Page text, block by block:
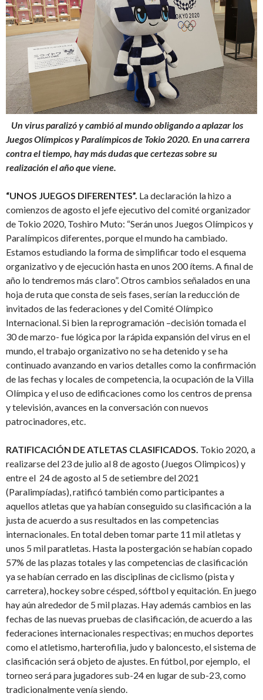
Un virus paralizó y cambió al mundo obligando a aplazar los
Juegos Olímpicos y Paralímpicos de Tokio 2020. En una carrera
contra el tiempo, hay más dudas que certezas sobre su
realización el año que viene.
“UNOS JUEGOS DIFERENTES”. La declaración la hizo a
comienzos de agosto el jefe ejecutivo del comité organizador
de Tokio 2020, Toshiro Muto: “Serán unos Juegos Olímpicos y
Paralímpicos diferentes, porque el mundo ha cambiado.
Estamos estudiando la forma de simplificar todo el esquema
organizativo y de ejecución hasta en unos 200 ítems. A final de
año lo tendremos más claro”. Otros cambios señalados en una
hoja de ruta que consta de seis fases, serían la reducción de
invitados de las federaciones y del Comité Olímpico
Internacional. Si bien la reprogramación –decisión tomada el
30 de marzo- fue lógica por la rápida expansión del virus en el
mundo, el trabajo organizativo no se ha detenido y se ha
continuado avanzando en varios detalles como la confirmación
de las fechas y locales de competencia, la ocupación de la Villa
Olímpica y el uso de edificaciones como los centros de prensa
y televisión, avances en la conversación con nuevos
patrocinadores, etc.
RATIFICACIÓN DE ATLETAS CLASIFICADOS. Tokio 2020, a
realizarse del 23 de julio al 8 de agosto (Juegos Olimpicos) y
entre el 24 de agosto al 5 de setiembre del 2021
(Paralimpíadas), ratificó también como participantes a
aquellos atletas que ya habían conseguido su clasificación a la
justa de acuerdo a sus resultados en las competencias
internacionales. En total deben tomar parte 11 mil atletas y
unos 5 mil paratletas. Hasta la postergación se habían copado
57% de las plazas totales y las competencias de clasificación
ya se habían cerrado en las disciplinas de ciclismo (pista y
carretera), hockey sobre césped, sóftbol y equitación. En juego
hay aún alrededor de 5 mil plazas. Hay además cambios en las
fechas de las nuevas pruebas de clasificación, de acuerdo a las
federaciones internacionales respectivas; en muchos deportes
como el atletismo, harterofilia, judo y baloncesto, el sistema de
clasificación será objeto de ajustes. En fútbol, por ejemplo, el
torneo será para jugadores sub-24 en lugar de sub-23, como
tradicionalmente venía siendo.